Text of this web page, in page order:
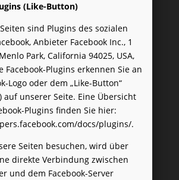
(Like-Button)
sind Plugins des sozialen
Anbieter Facebook Inc., 1
Park, California 94025, USA,
Facebook-Plugins erkennen Sie an
Logo oder dem „Like-Button“
auf unserer Seite. Eine Übersicht
Plugins finden Sie hier:
docs/plugins/.
Seiten besuchen, wird über
direkte Verbindung zwischen
und dem Facebook-Server